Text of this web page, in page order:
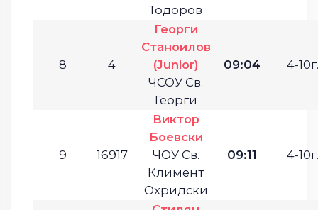
Тодоров
8 4
Георги
Станоилов
(Junior)
ЧСОУ Св.
Георги
09:04 4-10г.
9 16917
Виктор
Боевски
ЧОУ Св.
Климент
Охридски
09:11 4-10г.